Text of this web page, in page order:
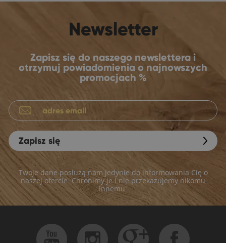
Newsletter
Zapisz się do naszego newslettera i
otrzymuj powiadomienia o najnowszych
promocjach %
Zapisz się
Twoje dane posłużą nam jedynie do informowania Cię o
naszej ofercie. Chronimy je i nie przekazujemy nikomu
innemu.